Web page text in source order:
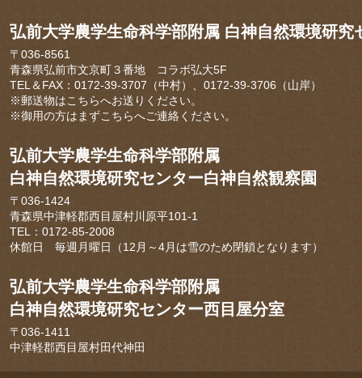
弘前大学農学生命科学部附属 白神自然環境研究
〒036-8561
青森県弘前市文京町３番地 コラボ弘大5F
TEL＆FAX：0172-39-3707（中村）、0172-39-3706（山岸）
※郵送物はこちらへお送りください。
※御用の方はまずこちらへご連絡ください。
弘前大学農学生命科学部附属
白神自然環境研究センター白神自然観察園
〒036-1424
青森県中津軽郡西目屋村川原平101-1
TEL：0172-85-2008
休館日 毎週月曜日（12月～4月は雪のため閉鎖となります）
弘前大学農学生命科学部附属
白神自然環境研究センター西目屋分室
〒036-1411
中津軽郡西目屋村田代神田